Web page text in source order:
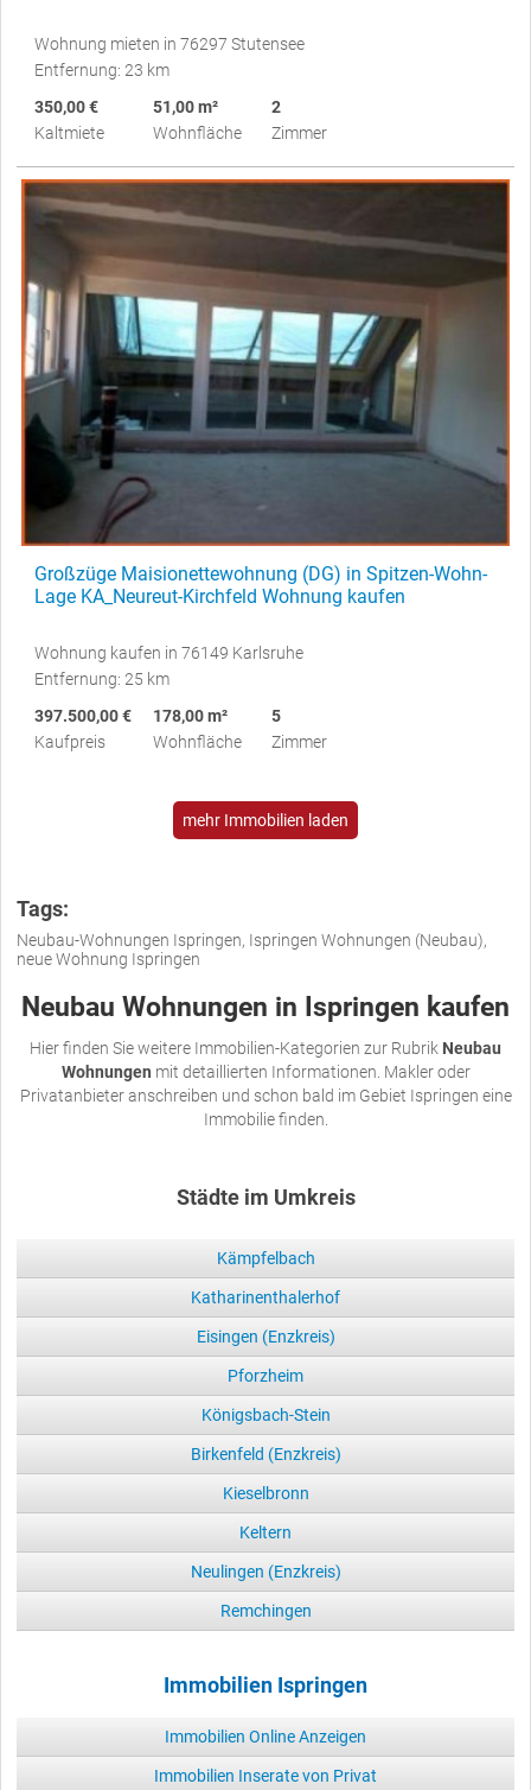
Wohnung mieten in 76297 Stutensee
Entfernung: 23 km
350,00 €
Kaltmiete
51,00 m²
Wohnfläche
2
Zimmer
Großzüge Maisionettewohnung (DG) in Spitzen-Wohn-
Lage KA_Neureut-Kirchfeld Wohnung kaufen
Wohnung kaufen in 76149 Karlsruhe
Entfernung: 25 km
397.500,00 €
Kaufpreis
178,00 m²
Wohnfläche
5
Zimmer
mehr Immobilien laden
Tags:
Neubau-Wohnungen Ispringen, Ispringen Wohnungen (Neubau),
neue Wohnung Ispringen
Neubau Wohnungen in Ispringen kaufen
Hier finden Sie weitere Immobilien-Kategorien zur Rubrik Neubau
Wohnungen mit detaillierten Informationen. Makler oder
Privatanbieter anschreiben und schon bald im Gebiet Ispringen eine
Immobilie finden.
Städte im Umkreis
Kämpfelbach
Katharinenthalerhof
Eisingen (Enzkreis)
Pforzheim
Königsbach-Stein
Birkenfeld (Enzkreis)
Kieselbronn
Keltern
Neulingen (Enzkreis)
Remchingen
Immobilien Ispringen
Immobilien Online Anzeigen
Immobilien Inserate von Privat